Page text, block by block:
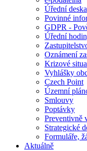
Úřední deska
Povinné
GDPR -
Úřední
Oznámení
Krizové
Vyhlášky
Czech Point
Územní
Smlouvy
Poptávky
Preventivně
Strategické
Formuláře,
Aktuálně